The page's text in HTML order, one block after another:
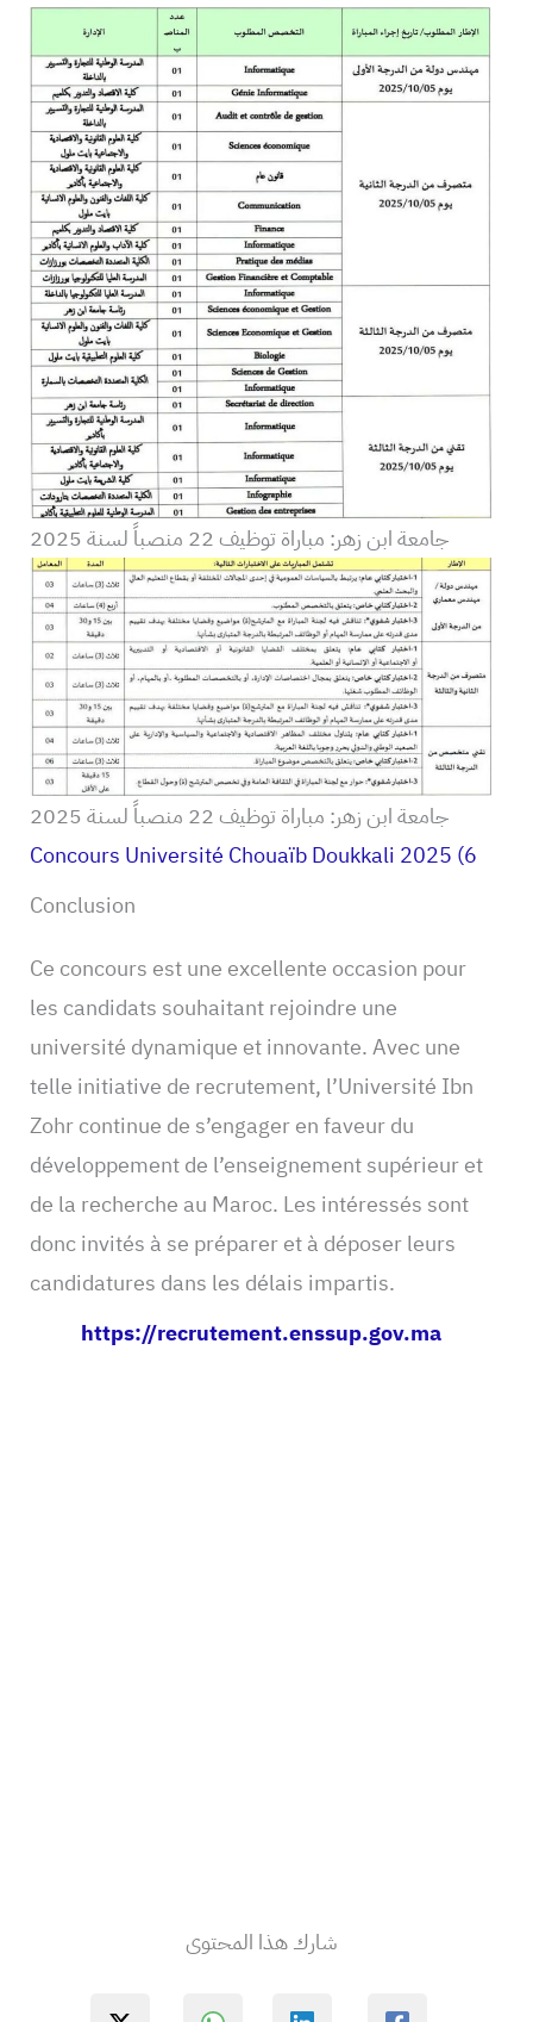
جامعة ابن زهر: مباراة توظيف 22 منصباً لسنة 2025
جامعة ابن زهر: مباراة توظيف 22 منصباً لسنة 2025
Concours Université Chouaïb Doukkali 2025 (6
Conclusion
Ce concours est une excellente occasion pour
les candidats souhaitant rejoindre une
université dynamique et innovante. Avec une
telle initiative de recrutement, l’Université Ibn
Zohr continue de s’engager en faveur du
développement de l’enseignement supérieur et
de la recherche au Maroc. Les intéressés sont
donc invités à se préparer et à déposer leurs
candidatures dans les délais impartis.
https://recrutement.enssup.gov.ma
شارك هذا المحتوى